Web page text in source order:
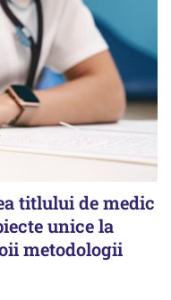
titlului de medic
unice la
metodologii